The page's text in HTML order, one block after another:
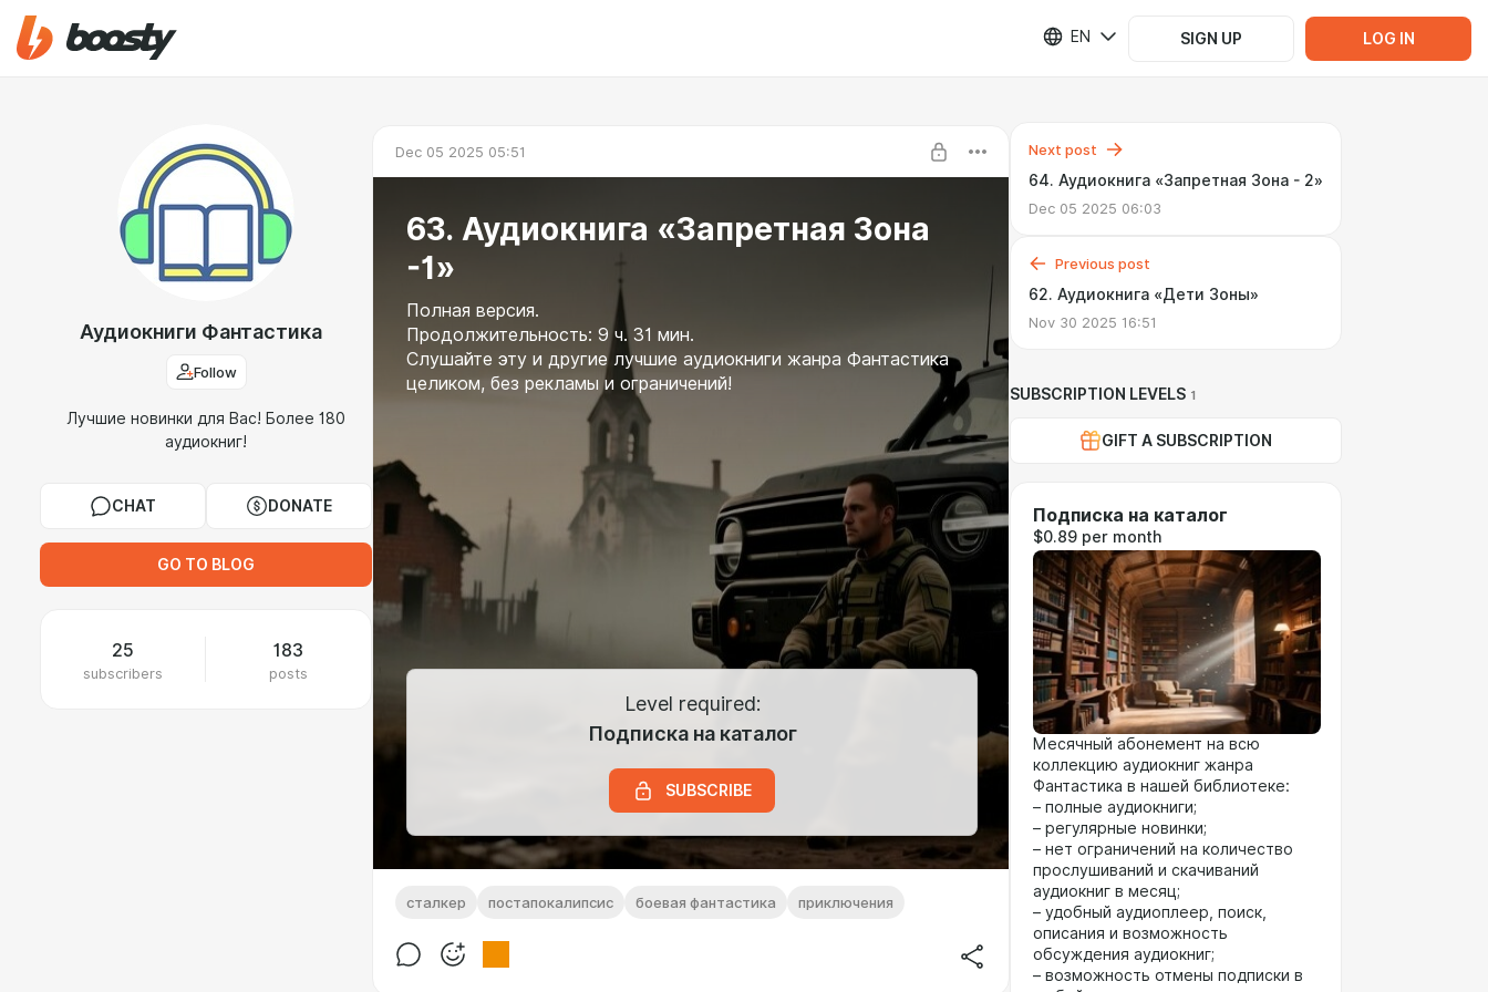
EN SIGN UP LOG IN
Аудиокниги Фантастика
Follow
Лучшие новинки для Вас! Более 180
аудиокниг!
CHAT DONATE
GO TO BLOG
25
subscribers
183
posts
Dec 05 2025 05:51
63. Аудиокнига «Запретная Зона
-1»
Полная версия.
Продолжительность: 9 ч. 31 мин.
Слушайте эту и другие лучшие аудиокниги жанра Фантастика
целиком, без рекламы и ограничений!
Level required:
Подписка на каталог
SUBSCRIBE
сталкер постапокалипсис боевая фантастика приключения
Next post
64. Аудиокнига «Запретная Зона - 2»
Dec 05 2025 06:03
Previous post
62. Аудиокнига «Дети Зоны»
Nov 30 2025 16:51
SUBSCRIPTION LEVELS 1
GIFT A SUBSCRIPTION
Подписка на каталог
$0.89 per month
Месячный абонемент на всю
коллекцию аудиокниг жанра
Фантастика в нашей библиотеке:
– полные аудиокниги;
– регулярные новинки;
– нет ограничений на количество
прослушиваний и скачиваний
аудиокниг в месяц;
– удобный аудиоплеер, поиск,
описания и возможность
обсуждения аудиокниг;
– возможность отмены подписки в